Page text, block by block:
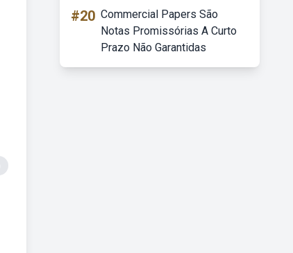
#20 Commercial Papers São
Notas Promissórias A Curto
Prazo Não Garantidas